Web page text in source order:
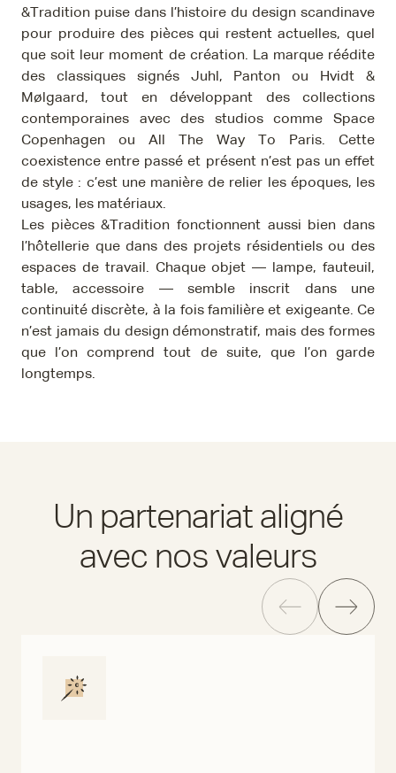
&Tradition puise dans l’histoire du design scandinave
pour produire des pièces qui restent actuelles, quel
que soit leur moment de création. La marque réédite
des classiques signés Juhl, Panton ou Hvidt &
Mølgaard, tout en développant des collections
contemporaines avec des studios comme Space
Copenhagen ou All The Way To Paris. Cette
coexistence entre passé et présent n’est pas un effet
de style : c’est une manière de relier les époques, les
usages, les matériaux.
Les pièces &Tradition fonctionnent aussi bien dans
l’hôtellerie que dans des projets résidentiels ou des
espaces de travail. Chaque objet — lampe, fauteuil,
table, accessoire — semble inscrit dans une
continuité discrète, à la fois familière et exigeante. Ce
n’est jamais du design démonstratif, mais des formes
que l’on comprend tout de suite, que l’on garde
longtemps.
Un partenariat aligné
avec nos valeurs